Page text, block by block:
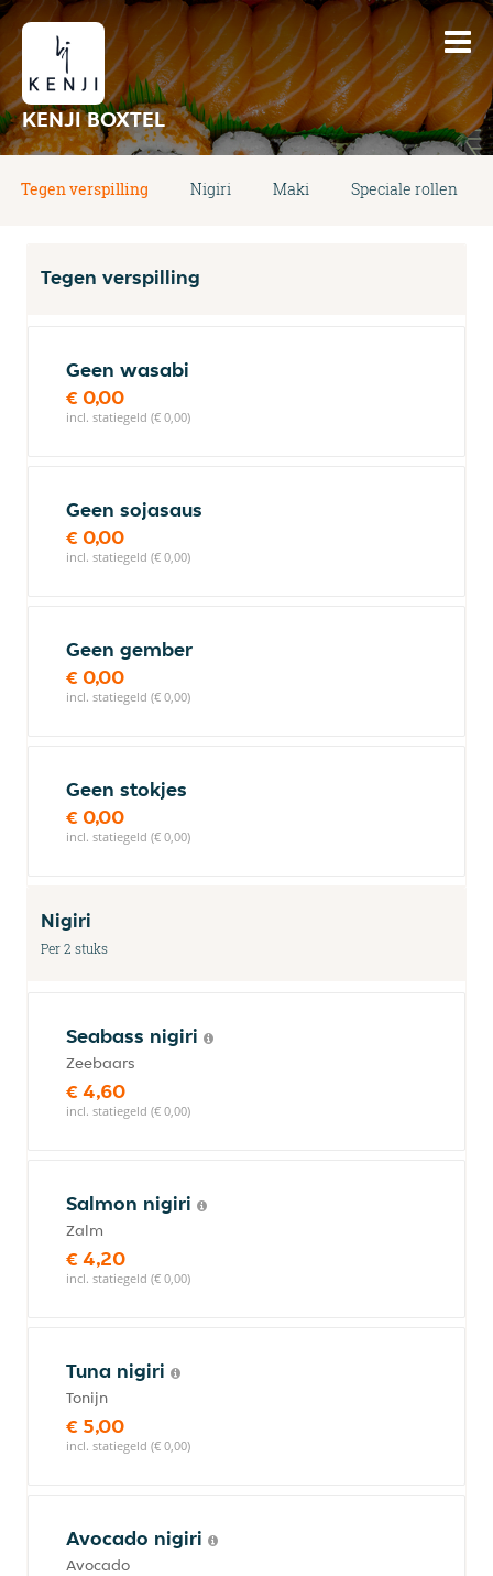
KENJI BOXTEL
Tegen verspilling Nigiri Maki Speciale rollen
Tegen verspilling
Geen wasabi
€ 0,00
incl. statiegeld (€ 0,00)
Geen sojasaus
€ 0,00
incl. statiegeld (€ 0,00)
Geen gember
€ 0,00
incl. statiegeld (€ 0,00)
Geen stokjes
€ 0,00
incl. statiegeld (€ 0,00)
Nigiri
Per 2 stuks
Seabass nigiri
Zeebaars
€ 4,60
incl. statiegeld (€ 0,00)
Salmon nigiri
Zalm
€ 4,20
incl. statiegeld (€ 0,00)
Tuna nigiri
Tonijn
€ 5,00
incl. statiegeld (€ 0,00)
Avocado nigiri
Avocado